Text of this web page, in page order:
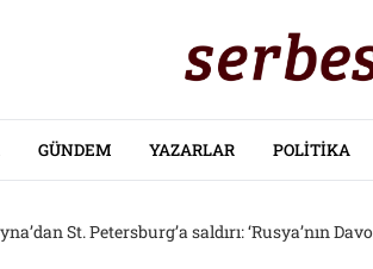
GÜNDEM YAZARLAR POLITIKA
St. Petersburg’a saldırı: ‘Rusya’nın